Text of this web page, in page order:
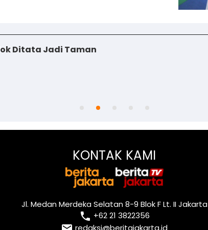
Ditata Jadi Taman
KONTAK KAMI
Jl. Medan Merdeka Selatan 8-9 Blok F Lt. II Jakarta
local_phone +62 21 3822356
redaksi@beritajakarta.id